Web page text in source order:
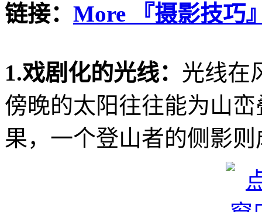
链接： More 『摄影技巧
1.戏剧化的光线： 光线在
傍晚的太阳往往能为山
果，一个登山者的侧影